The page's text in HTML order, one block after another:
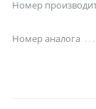
Номер
Номер аналога